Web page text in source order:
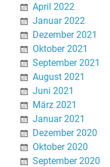
April 2022
Januar 2022
Dezember 2021
Oktober 2021
September 2021
August 2021
Juni 2021
März 2021
Januar 2021
Dezember 2020
Oktober 2020
September 2020